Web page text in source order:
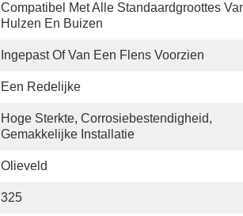
Compatibel Met Alle Standaardgroottes
Hulzen En Buizen
Ingepast Of Van Een Flens Voorzien
Een Redelijke
Hoge Sterkte, Corrosiebestendigheid,
Gemakkelijke Installatie
Olieveld
325